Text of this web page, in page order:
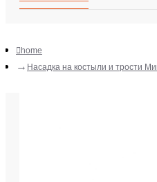
home
Насадка на костыли и трости